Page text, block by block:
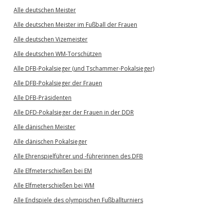
Alle deutschen Meister
Alle deutschen Meister im Fußball der Frauen
Alle deutschen Vizemeister
Alle deutschen WM-Torschützen
Alle DFB-Pokalsieger (und Tschammer-Pokalsieger)
Alle DFB-Pokalsieger der Frauen
Alle DFB-Präsidenten
Alle DFD-Pokalsieger der Frauen in der DDR
Alle dänischen Meister
Alle dänischen Pokalsieger
Alle Ehrenspielführer und -führerinnen des DFB
Alle Elfmeterschießen bei EM
Alle Elfmeterschießen bei WM
Alle Endspiele des olympischen Fußballturniers